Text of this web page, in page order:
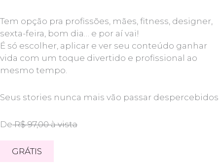
Tem opção pra profissões, mães, fitness, designer,
sexta-feira, bom dia… e por aí vai!
É só escolher, aplicar e ver seu conteúdo ganhar
vida com um toque divertido e profissional ao
mesmo tempo.
Seus stories nunca mais vão passar despercebidos
DeR$ 97,00 à vista
GRÁTIS